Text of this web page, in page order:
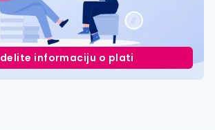
informaciju o plati